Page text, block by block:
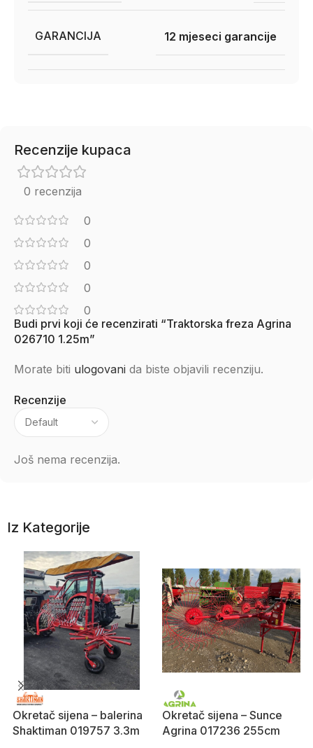
GARANCIJA 12 mjeseci garancije
Recenzije kupaca
0 recenzija
0
0
0
0
0
Recenzije
Još nema recenzija.
Budi prvi koji će recenzirati “Traktorska freza Agrina
026710 1.25m”
Morate biti ulogovani da biste objavili recenziju.
Iz Kategorije
Okretač sijena – balerina
Shaktiman 019757 3.3m
Okretač sijena – Sunce
Agrina 017236 255cm